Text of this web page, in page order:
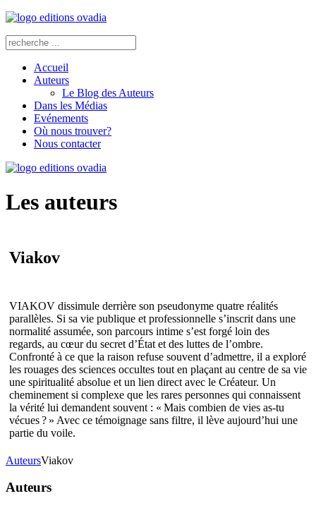
Accueil
Auteurs
Le Blog des Auteurs
Dans les Médias
Evénements
Où nous trouver?
Nous contacter
Les auteurs
Viakov
VIAKOV dissimule derrière son pseudonyme quatre réalités
parallèles. Si sa vie publique et professionnelle s’inscrit dans une
normalité assumée, son parcours intime s’est forgé loin des
regards, au cœur du secret d’État et des luttes de l’ombre.
Confronté à ce que la raison refuse souvent d’admettre, il a exploré
les rouages des sciences occultes tout en plaçant au centre de sa vie
une spiritualité absolue et un lien direct avec le Créateur. Un
cheminement si complexe que les rares personnes qui connaissent
la vérité lui demandent souvent : « Mais combien de vies as-tu
vécues ? » Avec ce témoignage sans filtre, il lève aujourd’hui une
partie du voile.
AuteursViakov
Auteurs